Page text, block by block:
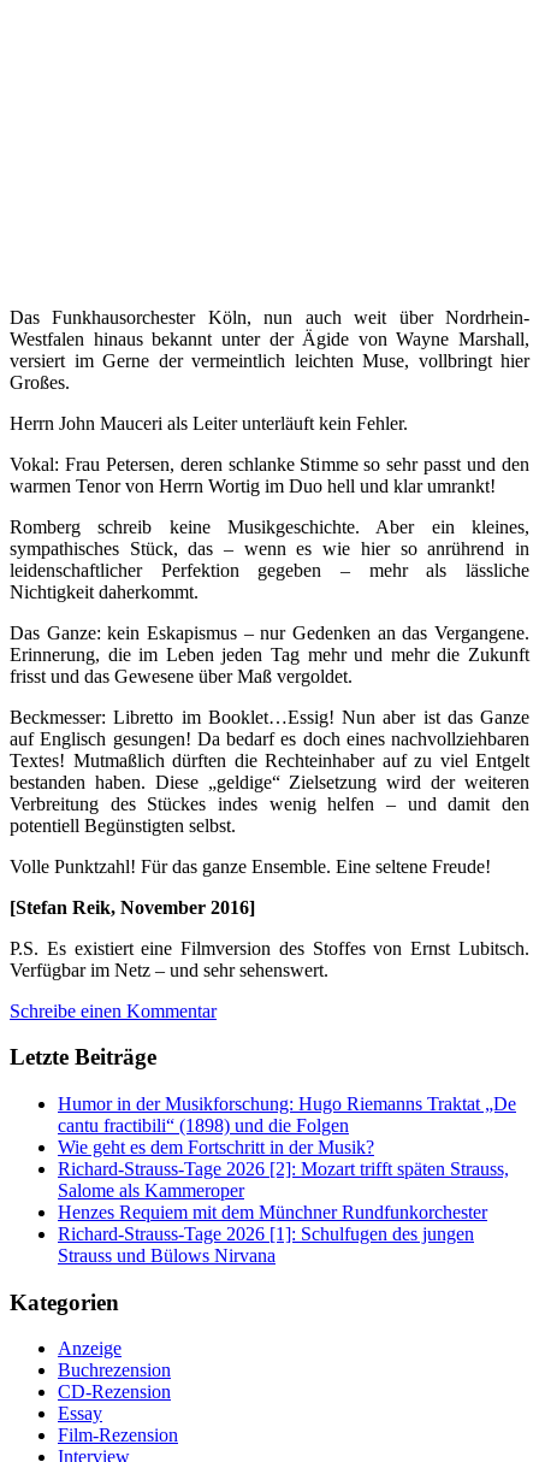
Das Funkhausorchester Köln, nun auch weit über Nordrhein-
Westfalen hinaus bekannt unter der Ägide von Wayne Marshall,
versiert im Gerne der vermeintlich leichten Muse, vollbringt hier
Großes.
Herrn John Mauceri als Leiter unterläuft kein Fehler.
Vokal: Frau Petersen, deren schlanke Stimme so sehr passt und den
warmen Tenor von Herrn Wortig im Duo hell und klar umrankt!
Romberg schreib keine Musikgeschichte. Aber ein kleines,
sympathisches Stück, das – wenn es wie hier so anrührend in
leidenschaftlicher Perfektion gegeben – mehr als lässliche
Nichtigkeit daherkommt.
Das Ganze: kein Eskapismus – nur Gedenken an das Vergangene.
Erinnerung, die im Leben jeden Tag mehr und mehr die Zukunft
frisst und das Gewesene über Maß vergoldet.
Beckmesser: Libretto im Booklet…Essig! Nun aber ist das Ganze
auf Englisch gesungen! Da bedarf es doch eines nachvollziehbaren
Textes! Mutmaßlich dürften die Rechteinhaber auf zu viel Entgelt
bestanden haben. Diese „geldige“ Zielsetzung wird der weiteren
Verbreitung des Stückes indes wenig helfen – und damit den
potentiell Begünstigten selbst.
Volle Punktzahl! Für das ganze Ensemble. Eine seltene Freude!
[Stefan Reik, November 2016]
P.S. Es existiert eine Filmversion des Stoffes von Ernst Lubitsch.
Verfügbar im Netz – und sehr sehenswert.
Schreibe einen Kommentar
Letzte Beiträge
Humor in der Musikforschung: Hugo Riemanns Traktat „De
cantu fractibili“ (1898) und die Folgen
Wie geht es dem Fortschritt in der Musik?
Richard-Strauss-Tage 2026 [2]: Mozart trifft späten Strauss,
Salome als Kammeroper
Henzes Requiem mit dem Münchner Rundfunkorchester
Richard-Strauss-Tage 2026 [1]: Schulfugen des jungen
Strauss und Bülows Nirvana
Kategorien
Anzeige
Buchrezension
CD-Rezension
Essay
Film-Rezension
Interview